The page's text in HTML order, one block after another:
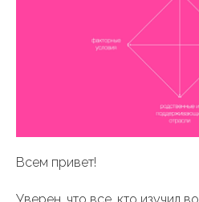
Всем привет!
Уверен, что все, кто изучил